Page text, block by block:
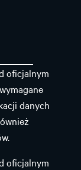
oficjalnym
danych
oficjalnym